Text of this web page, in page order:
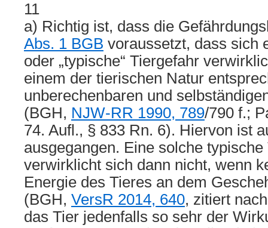
11
a) Richtig ist, dass die
Abs. 1 BGB voraussetzt, dass sich
oder „typische“ Tiergefahr
einem der tierischen Natur
unberechenbaren und
(BGH, NJW-RR 1990, 789/790 f.;
74. Aufl., § 833 Rn. 6). Hiervon ist
ausgegangen. Eine solche typische
verwirklicht sich dann nicht, wenn
Energie des Tieres an dem
(BGH, VersR 2014, 640, zitiert
das Tier jedenfalls so sehr der